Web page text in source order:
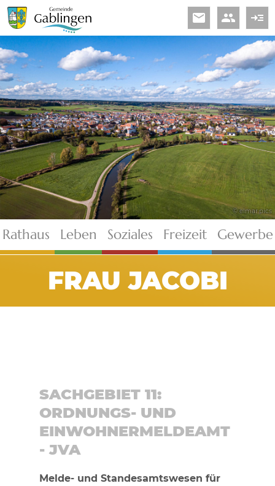
read_more
people
email
© elmar.pics
Rathaus Leben Soziales Freizeit Gewerbe
FRAU JACOBI
SACHGEBIET 11:
ORDNUNGS- UND
EINWOHNERMELDEAMT
- JVA
Melde- und Standesamtswesen für